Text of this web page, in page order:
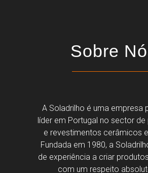
Sobre
A Soladrilho é uma empresa
líder em Portugal no sector
e revestimentos cerâmicos
Fundada em 1980, a
de experiência a criar
com um respeito